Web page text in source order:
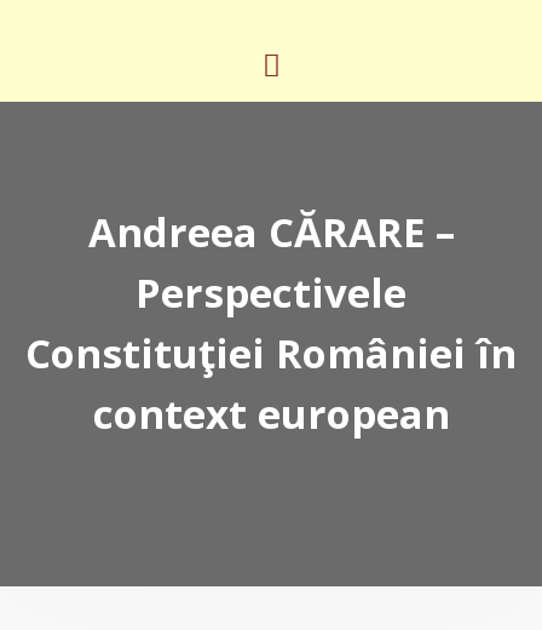
Andreea CĂRARE –
Perspectivele
Constituţiei României în
context european